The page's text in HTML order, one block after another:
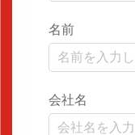
名前
会社名